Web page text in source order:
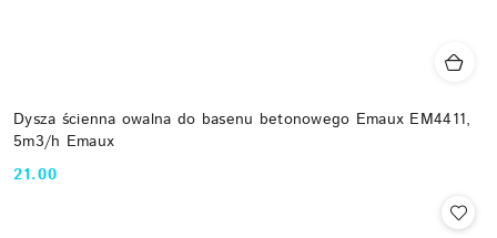
Dysza ścienna owalna do basenu betonowego Emaux EM4411,
5m3/h Emaux
Cena:
21.00